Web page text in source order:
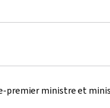
premier ministre et